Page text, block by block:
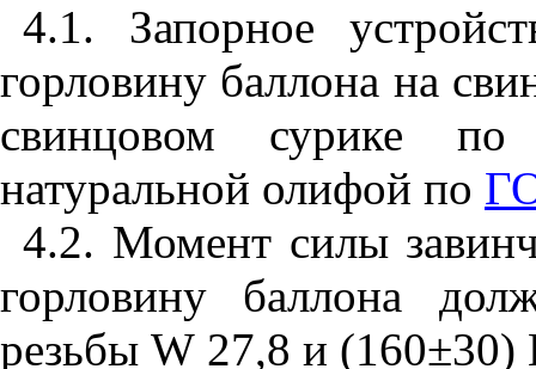
4.1. Запорное
горловину баллона на
свинцовом сурике
натуральной олифой по
4.2. Момент силы
горловину баллона
резьбы W 27,8 и (160±30)